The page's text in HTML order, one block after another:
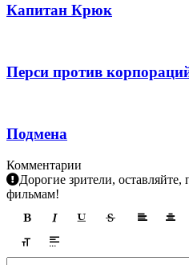
Капитан Крюк
Перси против
Подмена
Комментарии
Дорогие зрители,
фильмам!